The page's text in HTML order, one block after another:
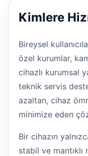
Kimlere
Bireysel
özel kurumlar,
cihazlı kurumsal
teknik servis
azaltan, cihaz
minimize eden
Bir cihazın
stabil ve